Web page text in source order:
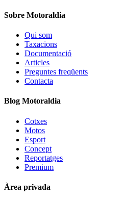
Sobre Motoraldia
Qui som
Taxacions
Documentació
Articles
Preguntes freqüents
Contacta
Blog Motoraldia
Cotxes
Motos
Esport
Concept
Reportatges
Premium
Àrea privada